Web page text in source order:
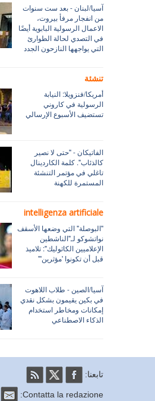
آسيا/لبنان - بعد ست سنوات
من انفجار مرفأ بيروت،
الاعمال الرسولية البابوية أيضًا
في التصدي لحالة الطوارئ
التي يواجهها النازحون الجدد
تنشئة
أمريكا/فنزويلا: النيابة
الرسولية في كاروني
تستضيف الأسبوع الإرسالي
الفاتيكان - "حتى لا نصير
كالذئاب". كلمة الكاردينال
تاغلي في مؤتمر التنشئة
المستمرة للكهنة
intelligenza artificiale
"البوصلة" التي وضعها الأسقف
نواتشوكو لـ"الناشطين
الإعلاميين الكاثوليك": تلاميذ
قبل أن تكونوا 'مؤثرين'"
آسيا/الصين - طلاب اللاهوت
في بكين يقيمون بشكل نقدي
إمكانات ومخاطر استخدام
الذكاء الاصطناعي
تابعنا:
Contatta la redazione: